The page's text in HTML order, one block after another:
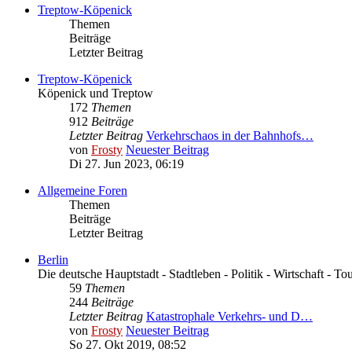
Treptow-Köpenick
Themen
Beiträge
Letzter Beitrag
Treptow-Köpenick
Köpenick und Treptow
172 Themen
912 Beiträge
Letzter Beitrag Verkehrschaos in der Bahnhofs…
von Frosty Neuester Beitrag
Di 27. Jun 2023, 06:19
Allgemeine Foren
Themen
Beiträge
Letzter Beitrag
Berlin
Die deutsche Hauptstadt - Stadtleben - Politik - Wirtschaft -
59 Themen
244 Beiträge
Letzter Beitrag Katastrophale Verkehrs- und D…
von Frosty Neuester Beitrag
So 27. Okt 2019, 08:52